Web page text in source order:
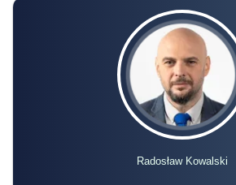
Radosław Kowalski